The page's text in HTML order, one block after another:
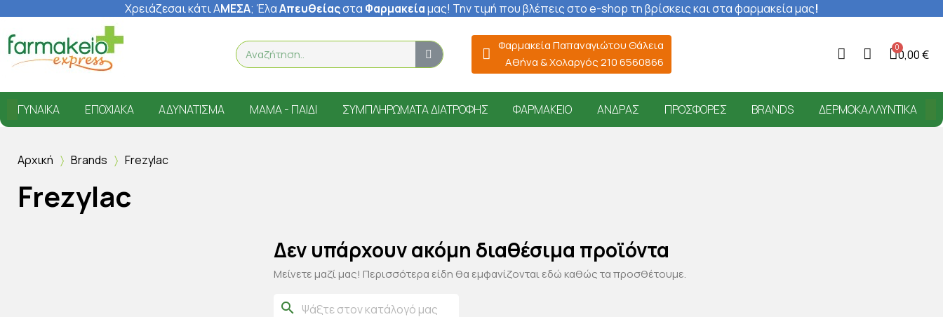
Χρειάζεσαι κάτι ΑΜΕΣΑ; ΈλαΑπευθείαςστα Φαρμακείαμας! Την τιμή που βλέπεις στο e-shop τη βρίσκεις και στα φαρμακεία μας!
Φαρμακεία Παπαναγιώτου Θάλεια
Αθήνα & Χολαργός 210 6560866
0,00 €
ΓΥΝΑΊΚΑ ΕΠΟΧΙΑΚΆ ΑΔΥΝΆΤΙΣΜΑ ΜΑΜΆ - ΠΑΙΔΊ ΣΥΜΠΛΗΡΏΜΑΤΑ ΔΙΑΤΡΟΦΉΣ ΦΑΡΜΑΚΕΊΟ ΆΝΔΡΑΣ ΠΡΟΣΦΟΡΈΣ BRANDS ΔΕΡΜΟΚΑΛΛΥΝΤΙΚΆ
Αρχική Brands Frezylac
Frezylac
Δεν υπάρχουν ακόμη διαθέσιμα προϊόντα
Μείνετε μαζί μας! Περισσότερα είδη θα εμφανίζονται εδώ καθώς τα προσθέτουμε.
search